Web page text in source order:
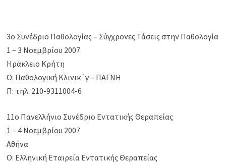
3ο Συνέδριο Παθολογίας – Σύγχρονες Τάσεις στην Παθολογία
1 – 3 Νοεμβρίου 2007
Ηράκλειο Κρήτη
Ο: Παθολογική Κλινικ΄γ – ΠΑΓΝΗ
Π: τηλ: 210-9311004-6
11ο Πανελλήνιο Συνέδριο Εντατικής Θεραπείας
1 – 4 Νοεμβρίου 2007
Αθήνα
Ο: Ελληνική Εταιρεία Εντατικής Θεραπείας